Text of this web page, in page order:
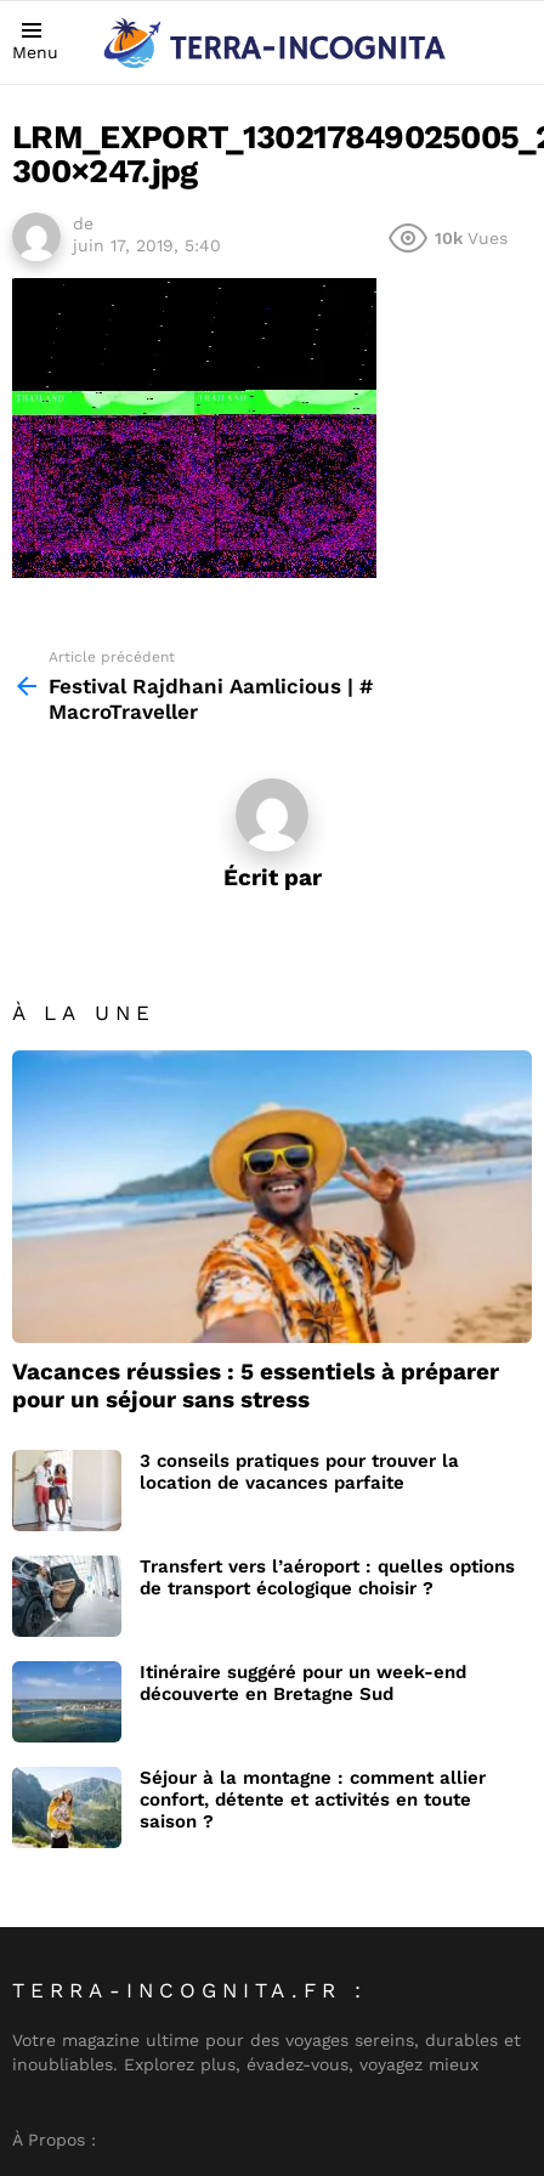
Menu
300×247.jpg
de
juin 17, 2019, 5:40
10k Vues
more
Article précédent
Festival Rajdhani Aamlicious | #
MacroTraveller
Écrit par
À LA UNE
Vacances réussies : 5 essentiels à préparer
pour un séjour sans stress
3 conseils pratiques pour trouver la
location de vacances parfaite
Transfert vers l’aéroport : quelles options
de transport écologique choisir ?
Itinéraire suggéré pour un week-end
découverte en Bretagne Sud
Séjour à la montagne : comment allier
confort, détente et activités en toute
saison ?
TERRA-INCOGNITA.FR :
Votre magazine ultime pour des voyages sereins, durables et
inoubliables. Explorez plus, évadez-vous, voyagez mieux
À Propos :